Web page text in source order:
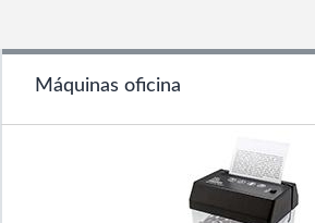
Máquinas oficina